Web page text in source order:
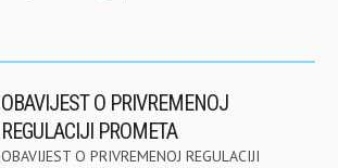
OBAVIJEST O PRIVREMENOJ
REGULACIJI PROMETA
OBAVIJEST O PRIVREMENOJ REGULACIJI